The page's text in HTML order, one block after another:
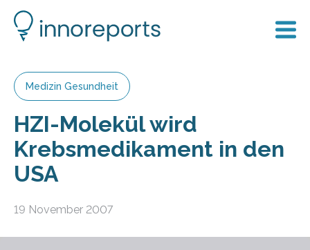
Medizin Gesundheit
HZI-Molekül wird
Krebsmedikament in den
USA
19 November 2007